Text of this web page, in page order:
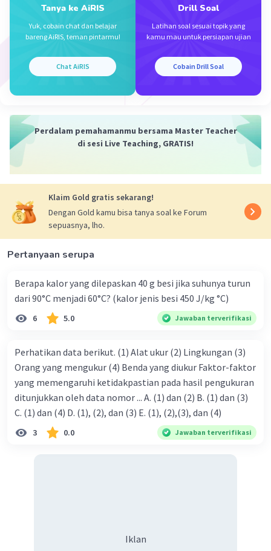
= 0,06 cm
Keterangan :
Δt = Perubahan suhu
Iklan
Tanya ke AiRIS
Yuk, cobain chat dan belajar
bareng AiRIS, teman pintarmu!
Chat AiRIS
Drill Soal
Latihan soal sesuai topik yang
kamu mau untuk persiapan ujian
Cobain Drill Soal
Perdalam pemahamanmu bersama Master Teacher
di sesi Live Teaching, GRATIS!
Klaim Gold gratis sekarang!
Dengan Gold kamu bisa tanya soal ke Forum
sepuasnya, lho.
Pertanyaan serupa
Berapa kalor yang dilepaskan 40 g besi jika suhunya turun
dari 90°C menjadi 60°C? (kalor jenis besi 450 J/kg °C)
6 5.0 Jawaban terverifikasi
Perhatikan data berikut. (1) Alat ukur (2) Lingkungan (3)
Orang yang mengukur (4) Benda yang diukur Faktor-faktor
yang memengaruhi ketidakpastian pada hasil pengukuran
ditunjukkan oleh data nomor ... A. (1) dan (2) B. (1) dan (3)
C. (1) dan (4) D. (1), (2), dan (3) E. (1), (2),(3), dan (4)
3 0.0 Jawaban terverifikasi
Iklan